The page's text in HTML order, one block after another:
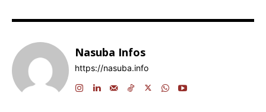
c
e
b
o
k
e
dI
n
at
s
A
p
e
gr
a
m
e
s
ai p ta
Nasuba Infos
https://nasuba.info